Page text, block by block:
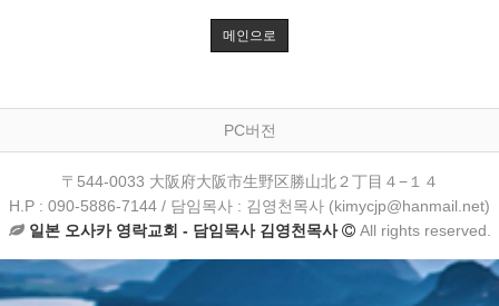
메인으로
PC버전
〒544-0033 大阪府大阪市生野区勝山北２丁目４−１４
H.P : 090-5886-7144 / 담임목사 : 김영천목사 (kimycjp@hanmail.net)
일본 오사카 영락교회 - 담임목사 김영천목사
All rights reserved.